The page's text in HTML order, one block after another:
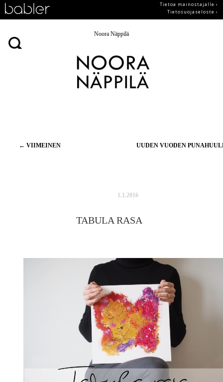
Tietoa mainostajalle ›
Tietosuojaseloste ›
Noora Näppilä
Artikkelien
← VIIMEINEN UUDEN VUODEN
1.1.2016
TABULA RASA